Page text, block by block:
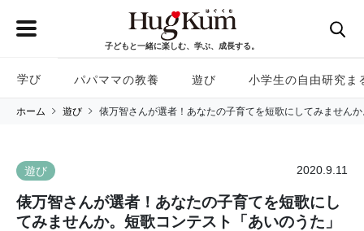
子どもと一緒に楽しむ、学ぶ、成長する。
学び パパママの教養 遊び 小学生の自由研究ま
ホーム 遊び 俵万智さんが選者！あなたの子育てを短歌にしてみません
遊び 2020.9.11
俵万智さんが選者！あなたの子育てを短歌にし
てみませんか。短歌コンテスト「あいのうた」